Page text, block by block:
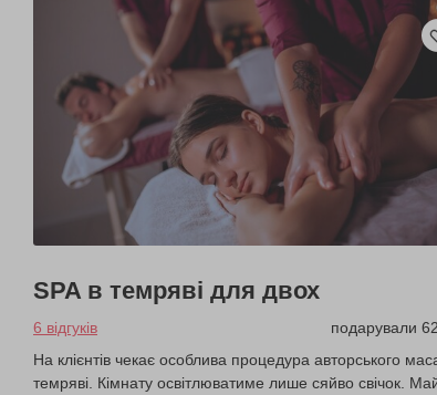
SPA в темряві для двох
6 відгуків
подарували
На клієнтів чекає особлива процедура авторського
темряві. Кімнату освітлюватиме лише сяйво свічок.